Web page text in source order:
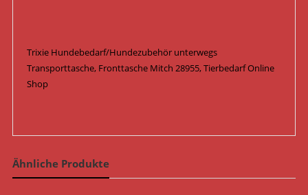
Trixie Hundebedarf/Hundezubehör unterwegs
Transporttasche, Fronttasche Mitch 28955, Tierbedarf Online
Shop
Ähnliche Produkte